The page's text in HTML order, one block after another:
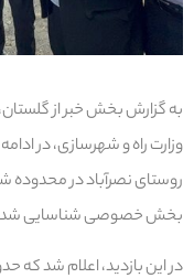
به گزارش بخش خبر از
وزارت راه و شهرسازی، در
روستای نصرآباد در محدوده
بخش خصوصی شناسایی